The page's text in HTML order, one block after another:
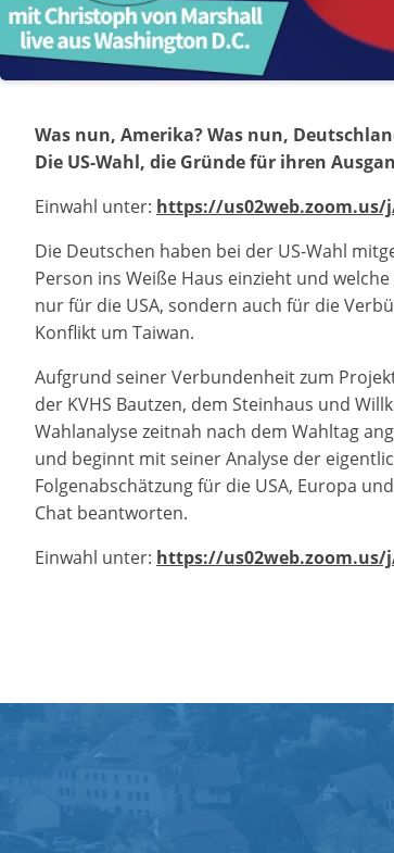
Was nun, Amerika? Was nun,
Die US-Wahl, die Gründe für ihren
Einwahl unter: https://us02web.zoom.us/j/
Die Deutschen haben bei der US-Wahl
Person ins Weiße Haus einzieht und
nur für die USA, sondern auch für die
Konflikt um Taiwan.
Aufgrund seiner Verbundenheit zum
der KVHS Bautzen, dem Steinhaus und
Wahlanalyse zeitnah nach dem Wahltag
und beginnt mit seiner Analyse der
Folgenabschätzung für die USA, Europa
Chat beantworten.
Einwahl unter: https://us02web.zoom.us/j/